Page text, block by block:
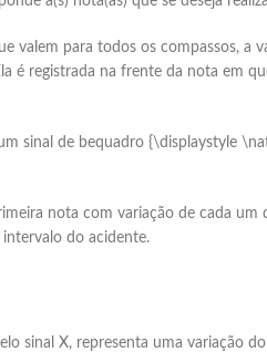
para todos os compassos, a
é registrada na frente da nota em
sinal de bequadro {\displaystyle
nota com variação de cada um
intervalo do acidente.
sinal X, representa uma variação